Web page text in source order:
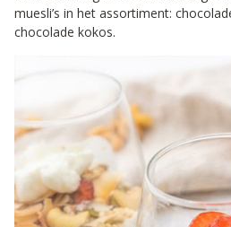
muesli’s in het assortiment:
chocolade kokos.